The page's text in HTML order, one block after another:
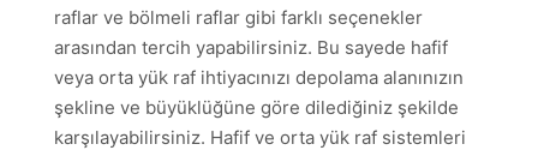
raflar ve bölmeli raflar gibi farklı seçenekler
arasından tercih yapabilirsiniz. Bu sayede hafif
veya orta yük raf ihtiyacınızı depolama alanınızın
şekline ve büyüklüğüne göre dilediğiniz şekilde
karşılayabilirsiniz. Hafif ve orta yük raf sistemleri